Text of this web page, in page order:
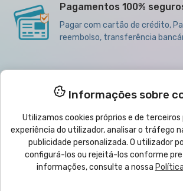
Pagamentos 100%
Pagar com cartão de crédito,
reembolso, transferência
Descontos por Volume de
Produtos
Informações sobre
Utilizamos cookies próprios e de terceiros
experiência do utilizador, analisar o tráfego
publicidade personalizada. O utilizador
configurá-los ou rejeitá-los conforme
informações, consulte a nossa